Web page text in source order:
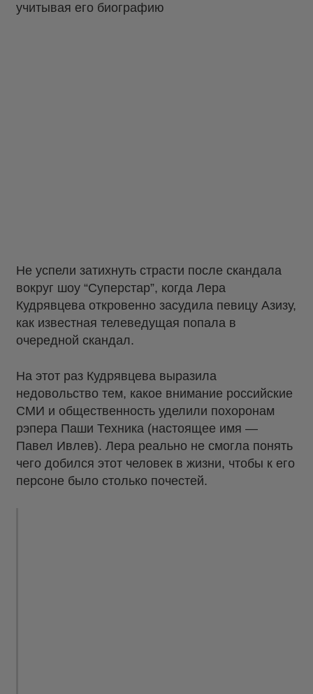
учитывая его биографию
Не успели затихнуть страсти после скандала
вокруг шоу “Суперстар”, когда Лера
Кудрявцева откровенно засудила певицу Азизу,
как известная телеведущая попала в
очередной скандал.
На этот раз Кудрявцева выразила
недовольство тем, какое внимание российские
СМИ и общественность уделили похоронам
рэпера Паши Техника (настоящее имя —
Павел Ивлев). Лера реально не смогла понять
чего добился этот человек в жизни, чтобы к его
персоне было столько почестей.